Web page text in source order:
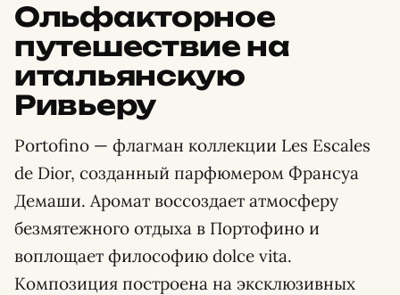
Ольфакторное
путешествие на
итальянскую
Ривьеру
Portofino — флагман коллекции Les Escales
de Dior, созданный парфюмером Франсуа
Демаши. Аромат воссоздает атмосферу
безмятежного отдыха в Портофино и
воплощает философию dolce vita.
Композиция построена на эксклюзивных